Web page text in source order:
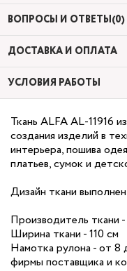
ВОПРОСЫ И ОТВЕТЫ(0)
ДОСТАВКА И ОПЛАТА
УСЛОВИЯ РАБОТЫ
Ткань ALFA AL-11916
создания изделий в
интерьера, пошива
платьев, сумок и
Дизайн ткани
Производитель ткани
Ширина ткани - 110 см
Намотка рулона - от 8
фирмы поставщика и